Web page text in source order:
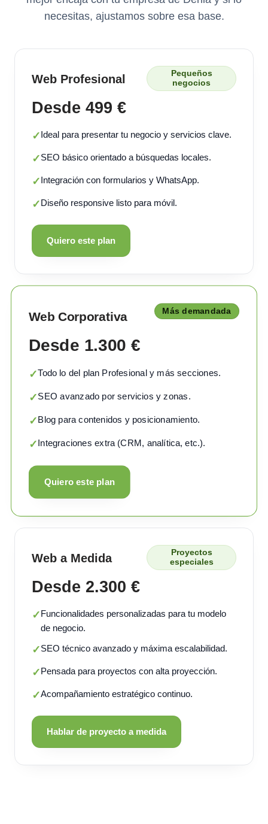
necesitas, ajustamos sobre esa base.
Web Profesional
Pequeños
negocios
Desde 499 €
✓Ideal para presentar tu negocio y servicios clave.
✓SEO básico orientado a búsquedas locales.
✓Integración con formularios y WhatsApp.
✓Diseño responsive listo para móvil.
Quiero este plan
Web Corporativa Más demandada
Desde 1.300 €
✓Todo lo del plan Profesional y más secciones.
✓SEO avanzado por servicios y zonas.
✓Blog para contenidos y posicionamiento.
✓Integraciones extra (CRM, analítica, etc.).
Quiero este plan
Web a Medida
Proyectos
especiales
Desde 2.300 €
✓Funcionalidades personalizadas para tu modelo
de negocio.
✓SEO técnico avanzado y máxima escalabilidad.
✓Pensada para proyectos con alta proyección.
✓Acompañamiento estratégico continuo.
Hablar de proyecto a medida